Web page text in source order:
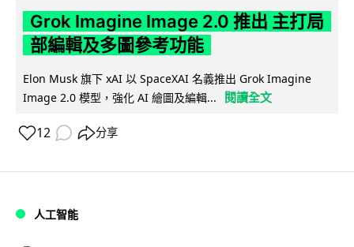
Grok Imagine Image 2.0 推出 主打局
部編輯及多圖參考功能
Elon Musk 旗下 xAI 以 SpaceXAI 名義推出 Grok Imagine
Image 2.0 模型，強化 AI 繪圖及編輯...
閱讀全文
12 分享
人工智能